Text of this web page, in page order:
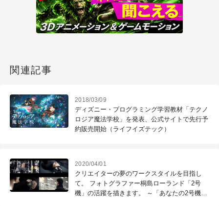
関連記事
2018/03/09
ディズニー・プログラミング学習教材「テクノ
ロジア魔法学校」を発表、公式サイトで先行予
約販売開始（ライフイズテック）
2020/04/01
クリエイターの夢のワークスタイルを目指し
て。 フォトグラファー桐島ローランド「2号
機」の活躍を描きます。 ～「あなたの2号機」